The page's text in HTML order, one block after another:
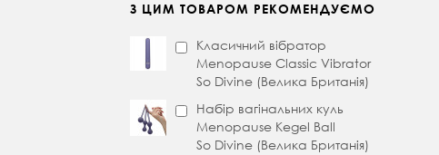
З ЦИМ ТОВАРОМ РЕКОМЕНДУЄМО
Класичний вібратор
Menopause Classic Vibrator
So Divine (Велика Британія)
Набір вагінальних куль
Menopause Kegel Ball
So Divine (Велика Британія)